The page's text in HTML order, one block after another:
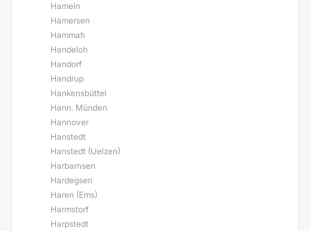
Hameln
Hamersen
Hammah
Handeloh
Handorf
Handrup
Hankensbüttel
Hann. Münden
Hannover
Hanstedt
Hanstedt (Uelzen)
Harbarnsen
Hardegsen
Haren (Ems)
Harmstorf
Harpstedt